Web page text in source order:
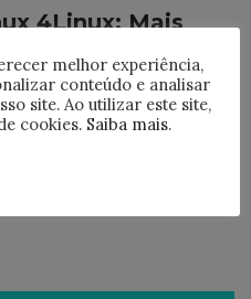
4Linux: Mais
e Foco
a nova formação traz
e Cloud. Sempre
do mercado de trabalho,
melhor experiência,
conteúdo e analisar
site. Ao utilizar este site,
cookies. Saiba mais.